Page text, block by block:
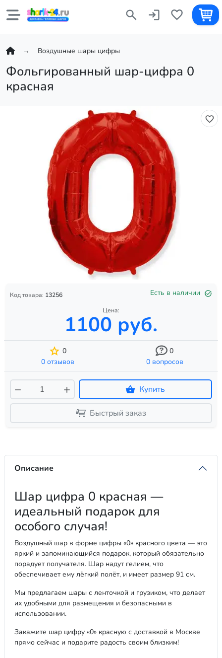
Воздушные шары цифры
Фольгированный шар-цифра 0
красная
Код товара: 13256 Есть в наличии
Цена:
1100 руб.
0
0 отзывов
0
0 вопросов
Купить
Быстрый заказ
Описание
Шар цифра 0 красная —
идеальный подарок для
особого случая!
Воздушный шар в форме цифры «0» красного цвета — это
яркий и запоминающийся подарок, который обязательно
порадует получателя. Шар надут гелием, что
обеспечивает ему лёгкий полёт, и имеет размер 91 см.
Мы предлагаем шары с ленточкой и грузиком, что делает
их удобными для размещения и безопасными в
использовании.
Закажите шар цифру «0» красную с доставкой в Москве
прямо сейчас и подарите радость своим близким!